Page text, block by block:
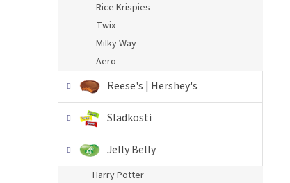
Rice Krispies
Twix
Milky Way
Aero
Reese's | Hershey's
Sladkosti
Jelly Belly
Harry Potter